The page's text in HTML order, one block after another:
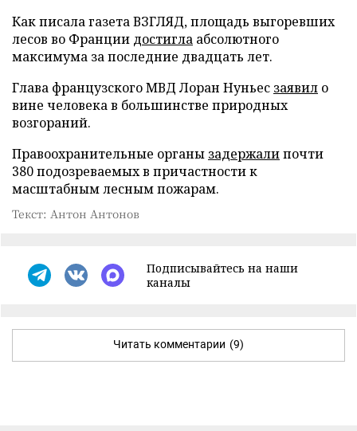
Как писала газета ВЗГЛЯД, площадь выгоревших
лесов во Франции достигла абсолютного
максимума за последние двадцать лет.
Глава французского МВД Лоран Нуньес заявил о
вине человека в большинстве природных
возгораний.
Правоохранительные органы задержалипочти
380 подозреваемых в причастности к
масштабным лесным пожарам.
Текст: Антон Антонов
Подписывайтесь на наши
каналы
Читать комментарии (9)